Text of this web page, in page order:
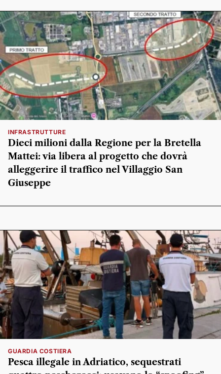
INFRASTRUTTURE
Dieci milioni dalla Regione per la Bretella
Mattei: via libera al progetto che dovrà
alleggerire il traffico nel Villaggio San
Giuseppe
GUARDIA COSTIERA
Pesca illegale in Adriatico, sequestrati